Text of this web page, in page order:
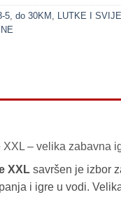
5 do 30KM LUTKE I
XXL – velika zabavna
XXL savršen je izbor
i igre u vodi.